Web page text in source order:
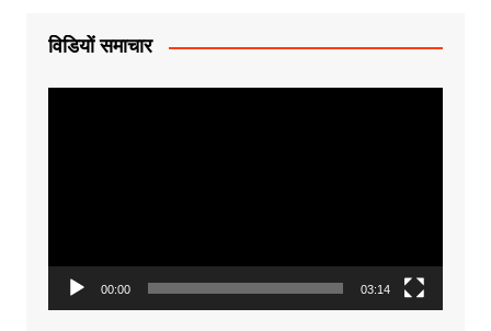
विडियों समाचार
00:00 03:14